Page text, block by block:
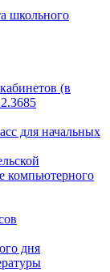
школьного
(в
для начальных
компьютерного
дня